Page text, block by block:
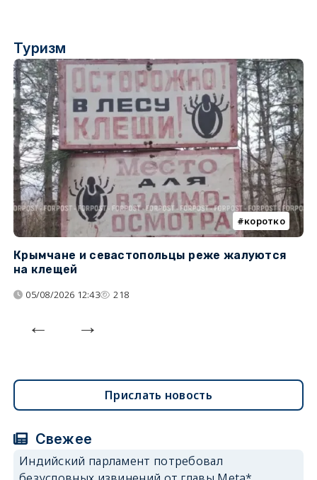
Туризм
коротко
Крымчане и севастопольцы реже жалуются
на клещей
05/08/2026 12:43 218
Прислать новость
Свежее
Индийский парламент потребовал